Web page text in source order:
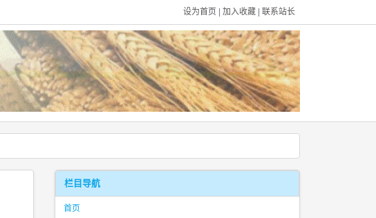
设为首页 加入收藏 联系站长
栏目导航
首页